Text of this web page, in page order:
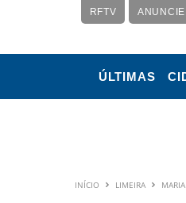
RFTV ANUNCIE
ÚLTIMAS
INÍCIO LIMEIRA